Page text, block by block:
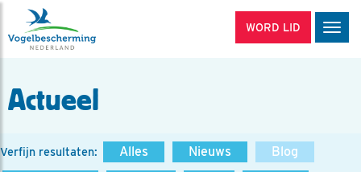
WORD LID
Actueel
Verfijn resultaten: Alles Nieuws
Blog